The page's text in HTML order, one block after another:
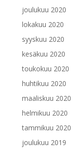
joulukuu 2020
lokakuu 2020
syyskuu 2020
kesäkuu 2020
toukokuu 2020
huhtikuu 2020
maaliskuu 2020
helmikuu 2020
tammikuu 2020
joulukuu 2019